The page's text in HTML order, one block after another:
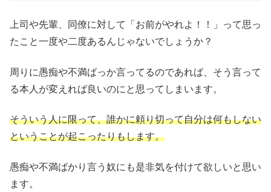
上司や先輩、同僚に対して「お前がやれよ！！」って思っ
たこと一度や二度あるんじゃないでしょうか？
周りに愚痴や不満ばっか言ってるのであれば、そう言って
る本人が変えれば良いのにと思ってしまいます。
そういう人に限って、誰かに頼り切って自分は何もしない
ということが起こったりもします。
愚痴や不満ばかり言う奴にも是非気を付けて欲しいと思い
ます。